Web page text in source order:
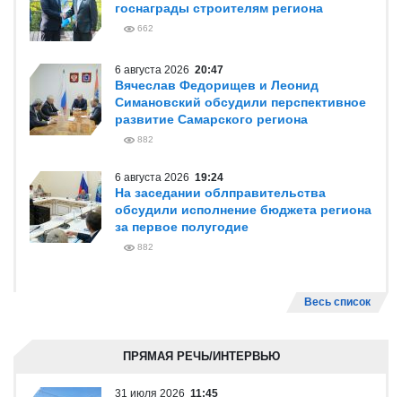
госнаграды строителям региона
662
6 августа 2026 20:47
Вячеслав Федорищев и Леонид
Симановский обсудили перспективное
развитие Самарского региона
882
6 августа 2026 19:24
На заседании облправительства
обсудили исполнение бюджета региона
за первое полугодие
882
Весь список
ПРЯМАЯ РЕЧЬ/ИНТЕРВЬЮ
31 июля 2026 11:45